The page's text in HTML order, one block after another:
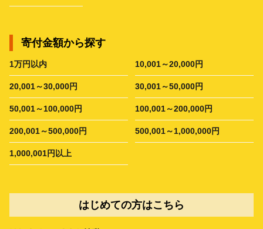
寄付金額から探す
1万円以内 10,001～20,000円
20,001～30,000円 30,001～50,000円
50,001～100,000円 100,001～200,000円
200,001～500,000円 500,001～1,000,000円
1,000,001円以上
はじめての方はこちら